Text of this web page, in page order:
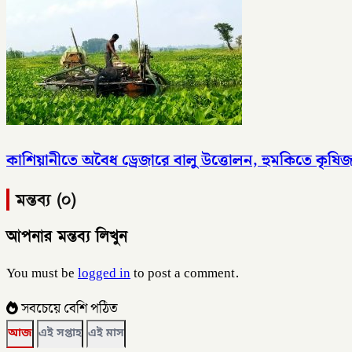
কাশিয়ানীতে অবৈধ ড্রেজারে বালু উত্তোলন, হুমকিতে
মন্তব্য (০)
আপনার মন্তব্য লিখুন
You must belogged into post a comment.
সবচেয়ে বেশি পঠিত
আজ এই সপ্তাহ এই মাস